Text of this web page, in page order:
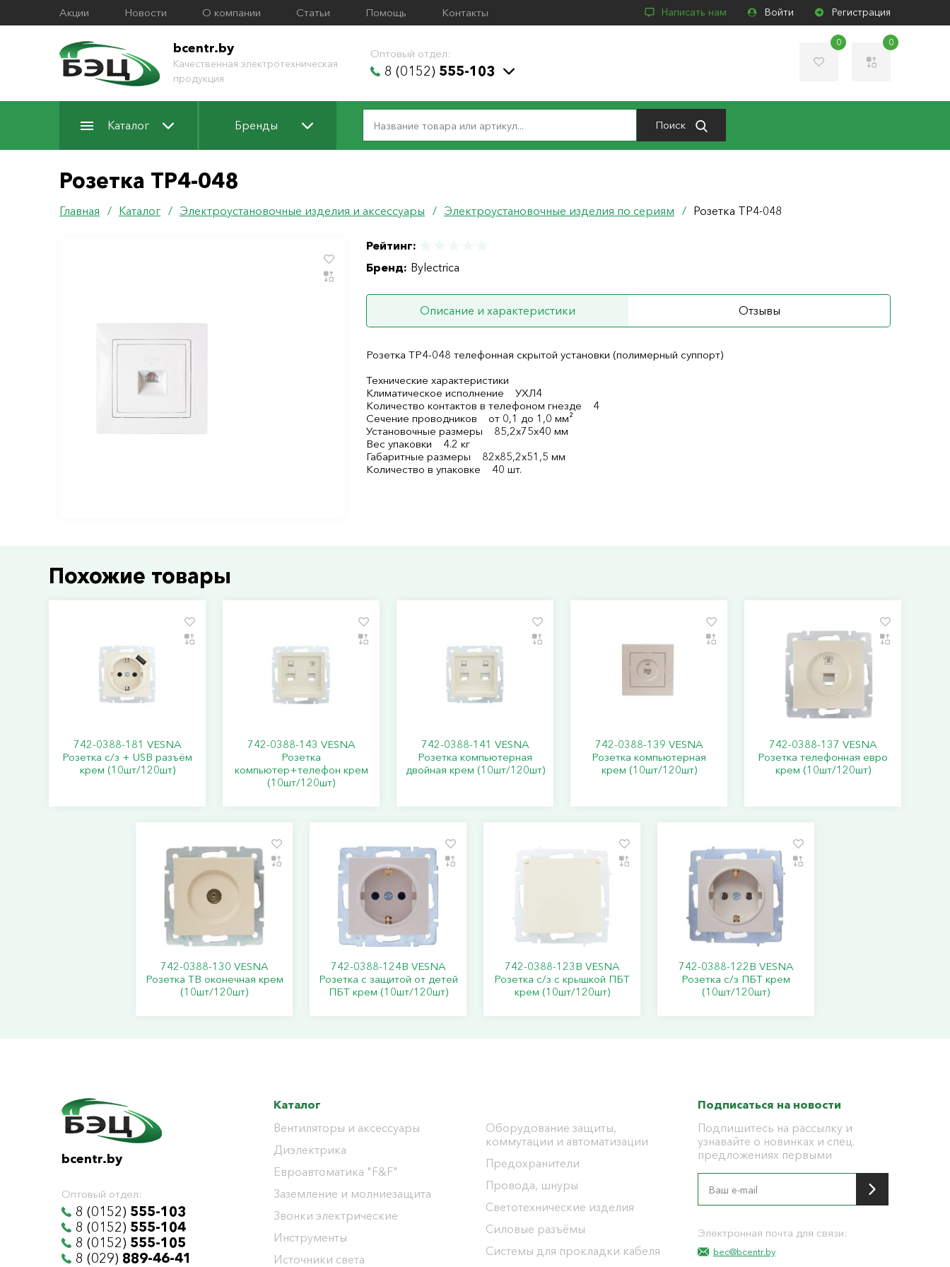
Акции Новости О компании Статьи Помощь Контакты Написать нам Войти Регистрация
bcentr.by
Качественная электротехническая
продукция
Оптовый отдел:
8 (0152) 555-103
0 0
Каталог Бренды Поиск
Розетка ТР4-048
Главная / Каталог / Электроустановочные изделия и аксессуары / Электроустановочные изделия по сериям / Розетка ТР4-048
Рейтинг:
Бренд: Bylectrica
Описание и характеристики Отзывы
Розетка ТР4-048 телефонная скрытой установки (полимерный суппорт)
Технические характеристики
Климатическое исполнение УХЛ4
Количество контактов в телефоном гнезде 4
Сечение проводников от 0,1 до 1,0 мм²
Установочные размеры 85,2х75х40 мм
Вес упаковки 4.2 кг
Габаритные размеры 82х85,2х51,5 мм
Количество в упаковке 40 шт.
Похожие товары
742-0388-181 VESNA
Розетка с/з + USB разъём
крем (10шт/120шт)
742-0388-143 VESNA
Розетка
компьютер+телефон крем
(10шт/120шт)
742-0388-141 VESNA
Розетка компьютерная
двойная крем (10шт/120шт)
742-0388-139 VESNA
Розетка компьютерная
крем (10шт/120шт)
742-0388-137 VESNA
Розетка телефонная евро
крем (10шт/120шт)
742-0388-130 VESNA
Розетка ТВ оконечная крем
(10шт/120шт)
742-0388-124B VESNA
Розетка с защитой от детей
ПБТ крем (10шт/120шт)
742-0388-123B VESNA
Розетка с/з с крышкой ПБТ
крем (10шт/120шт)
742-0388-122В VESNA
Розетка с/з ПБТ крем
(10шт/120шт)
bcentr.by
Оптовый отдел:
8 (0152) 555-103
8 (0152) 555-104
8 (0152) 555-105
8 (029) 889-46-41
Каталог
Вентиляторы и аксессуары
Диэлектрика
Евроавтоматика "F&F"
Заземление и молниезащита
Звонки электрические
Инструменты
Источники света
Оборудование защиты,
коммутации и автоматизации
Предохранители
Провода, шнуры
Светотехнические изделия
Силовые разъёмы
Системы для прокладки кабеля
Подписаться на новости
Подпишитесь на рассылку и
узнавайте о новинках и спец.
предложениях первыми
Электронная почта для связи:
bec@bcentr.by